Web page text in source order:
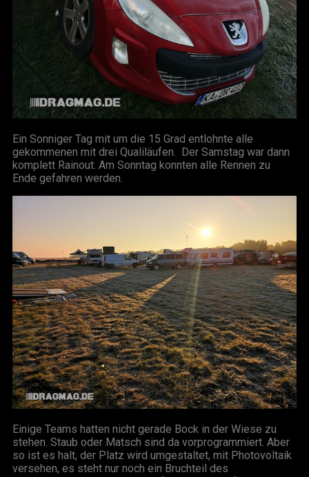
Ein Sonniger Tag mit um die 15 Grad entlohnte alle
gekommenen mit drei Qualiläufen. Der Samstag war dann
komplett Rainout. Am Sonntag konnten alle Rennen zu
Ende gefahren werden.
Einige Teams hatten nicht gerade Bock in der Wiese zu
stehen. Staub oder Matsch sind da vorprogrammiert. Aber
so ist es halt, der Platz wird umgestaltet, mit Photovoltaik
versehen, es steht nur noch ein Bruchteil des